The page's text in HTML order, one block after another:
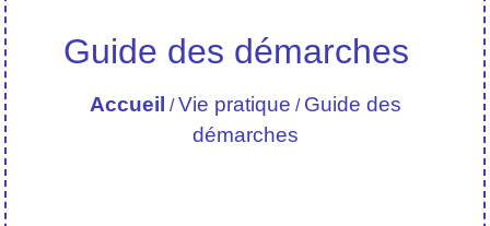
Guide des démarches
Accueil /Vie pratique / Guide des
démarches